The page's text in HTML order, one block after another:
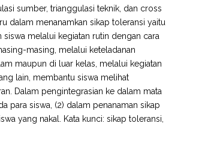
sumber, trianggulasi teknik, dan cross
dalam menanamkan sikap toleransi yaitu
melalui kegiatan rutin dengan cara
masing, melalui keteladanan
maupun di luar kelas, melalui kegiatan
lain, membantu siswa melihat
Dalam pengintegrasian ke dalam mata
para siswa, (2) dalam penanaman sikap
yang nakal. Kata kunci: sikap toleransi,